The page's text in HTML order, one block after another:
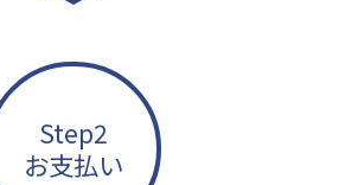
Step2
お支払い